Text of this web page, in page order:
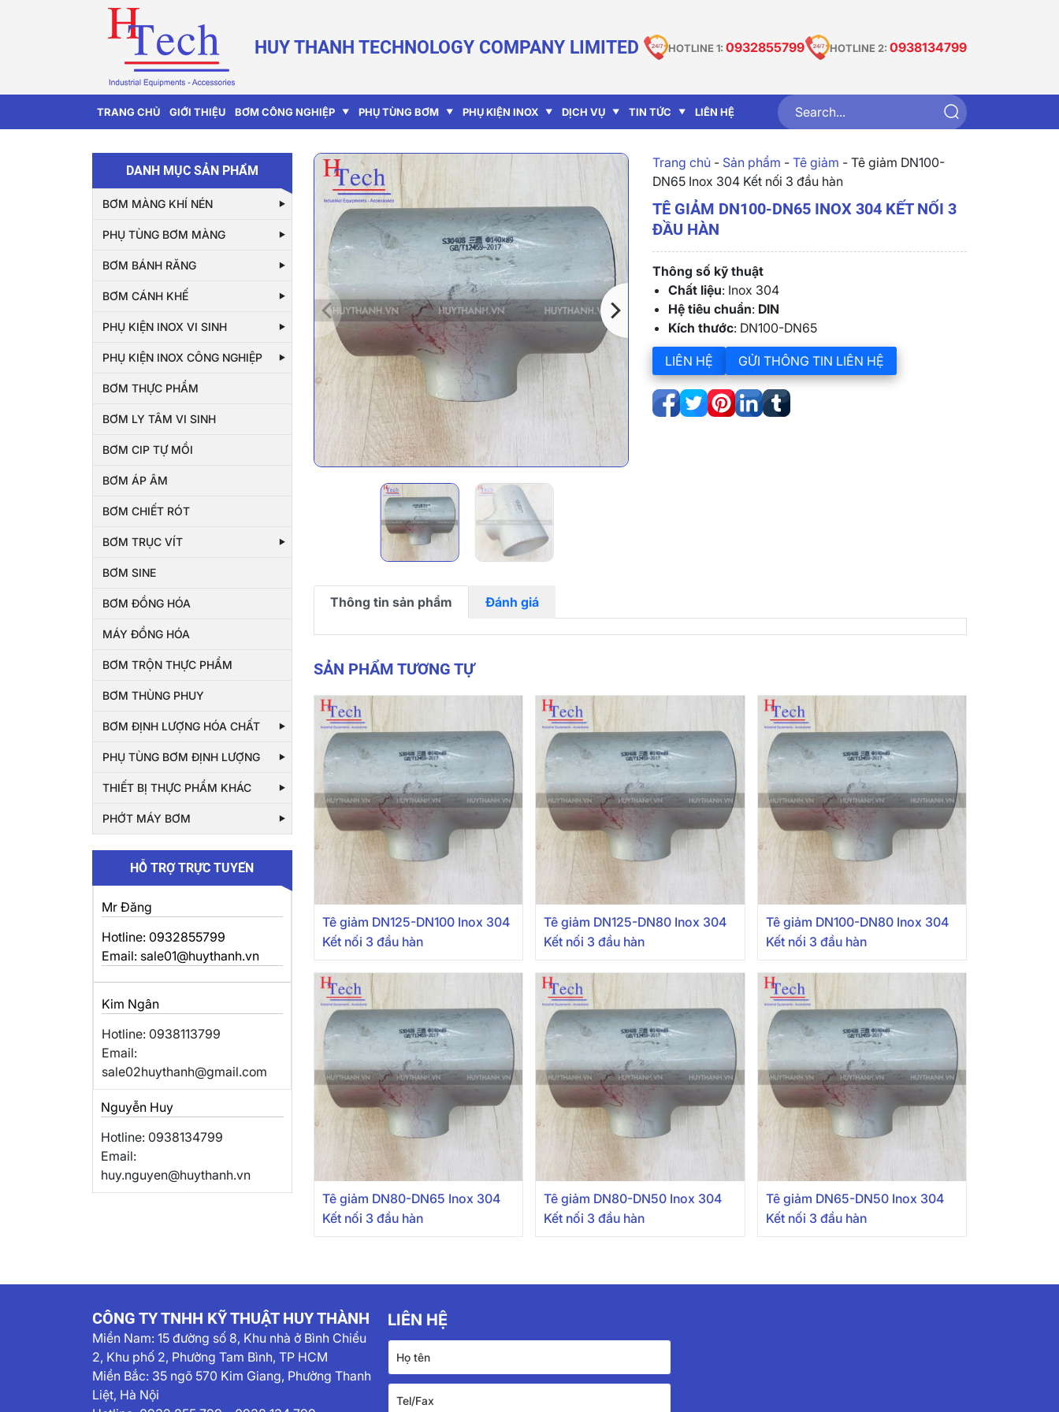
HUY THANH TECHNOLOGY COMPANY LIMITED HOTLINE 1: 0932855799 HOTLINE 2: 0938134799
TRANG CHỦ GIỚI THIỆU BƠM CÔNG NGHIỆP PHỤ TÙNG BƠM PHỤ KIỆN INOX DỊCH VỤ TIN TỨC LIÊN HỆ
DANH MỤC SẢN PHẨM
BƠM MÀNG KHÍ NÉN
PHỤ TÙNG BƠM MÀNG
BƠM BÁNH RĂNG
BƠM CÁNH KHẾ
PHỤ KIỆN INOX VI SINH
PHỤ KIỆN INOX CÔNG NGHIỆP
BƠM THỰC PHẨM
BƠM LY TÂM VI SINH
BƠM CIP TỰ MỒI
BƠM ÁP ÂM
BƠM CHIẾT RÓT
BƠM TRỤC VÍT
BƠM SINE
BƠM ĐỒNG HÓA
MÁY ĐỒNG HÓA
BƠM TRỘN THỰC PHẨM
BƠM THÙNG PHUY
BƠM ĐỊNH LƯỢNG HÓA CHẤT
PHỤ TÙNG BƠM ĐỊNH LƯỢNG
THIẾT BỊ THỰC PHẨM KHÁC
PHỚT MÁY BƠM
HỖ TRỢ TRỰC TUYẾN
Mr Đăng
Hotline: 0932855799
Email: sale01@huythanh.vn
Kim Ngân
Hotline: 0938113799
Email:
sale02huythanh@gmail.com
Nguyễn Huy
Hotline: 0938134799
Email:
huy.nguyen@huythanh.vn
Trang chủ- Sản phẩm - Tê giảm - Tê giảm DN100-
DN65 Inox 304 Kết nối 3 đầu hàn
TÊ GIẢM DN100-DN65 INOX 304 KẾT NỐI 3
ĐẦU HÀN
Thông số kỹ thuật
Chất liệu: Inox 304
Hệ tiêu chuẩn: DIN
Kích thước: DN100-DN65
LIÊN HỆ GỬI THÔNG TIN LIÊN HỆ
Thông tin sản phẩm Đánh giá
SẢN PHẨM TƯƠNG TỰ
Tê giảm DN125-DN100 Inox 304
Kết nối 3 đầu hàn
Tê giảm DN125-DN80 Inox 304
Kết nối 3 đầu hàn
Tê giảm DN100-DN80 Inox 304
Kết nối 3 đầu hàn
Tê giảm DN80-DN65 Inox 304
Kết nối 3 đầu hàn
Tê giảm DN80-DN50 Inox 304
Kết nối 3 đầu hàn
Tê giảm DN65-DN50 Inox 304
Kết nối 3 đầu hàn
CÔNG TY TNHH KỸ THUẬT HUY THÀNH
Miền Nam: 15 đường số 8, Khu nhà ở Bình Chiểu
2, Khu phố 2, Phường Tam Bình, TP HCM
Miền Bắc: 35 ngõ 570 Kim Giang, Phường Thanh
Liệt, Hà Nội
LIÊN HỆ